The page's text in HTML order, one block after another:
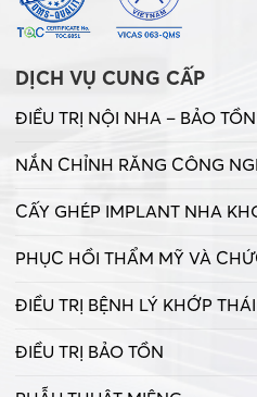
DỊCH VỤ CUNG CẤP
ĐIỀU TRỊ NỘI NHA – BẢO
NẮN CHỈNH RĂNG CÔNG
CẤY GHÉP IMPLANT NHA
PHỤC HỒI THẨM MỸ VÀ
ĐIỀU TRỊ BỆNH LÝ KHỚP
ĐIỀU TRỊ BẢO TỒN